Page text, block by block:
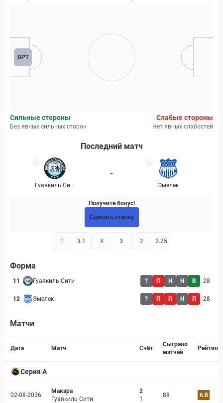
ВРТ
Сильные стороны
Без явных сильных сторон
Слабые стороны
Нет явных слабостей
Последний матч
Гуаякиль Си...
-
Эмелек
Получите бонус!
Сделать ставку
1 3.1 X 3 2 2.25
Форма
11 Гуаякиль Сити ? П Н Н В 28
12 Эмелек ? П П Н П 28
Матчи
Дата Матч Счёт
Сыграно
матчей
Рейтинг
Серия А
02-08-2026
Макара
Гуаякиль Сити
2
1
88 6.8